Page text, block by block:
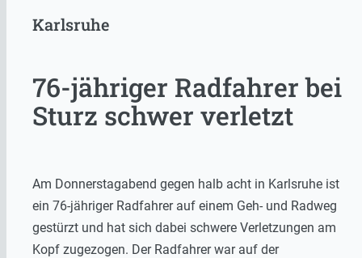
Karlsruhe
76-jähriger Radfahrer bei
Sturz schwer verletzt
Am Donnerstagabend gegen halb acht in Karlsruhe ist
ein 76-jähriger Radfahrer auf einem Geh- und Radweg
gestürzt und hat sich dabei schwere Verletzungen am
Kopf zugezogen. Der Radfahrer war auf der